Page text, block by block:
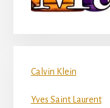
Calvin Klein
Yves Saint Laurent